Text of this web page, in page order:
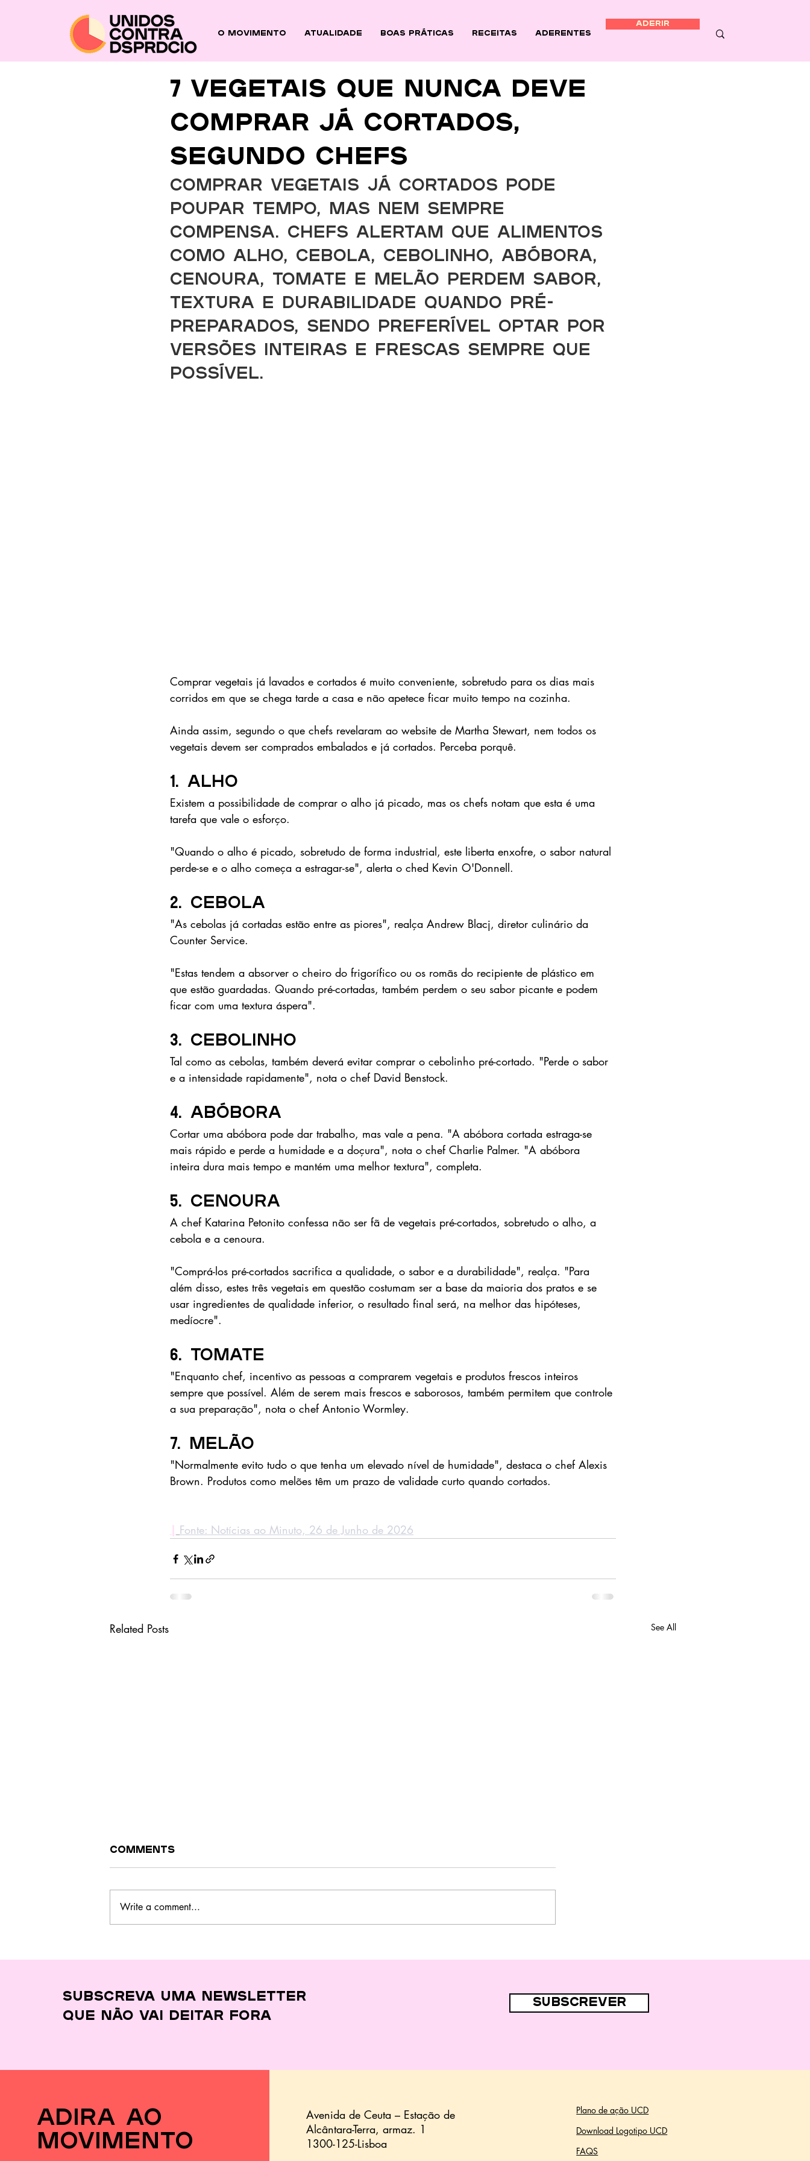
O Movimento ATUALIDADE BOAS PRÁTICAS Receitas Aderentes
ADERIR
7 vegetais que nunca deve
comprar já cortados,
segundo chefs
Comprar vegetais já cortados pode
poupar tempo, mas nem sempre
compensa. Chefs alertam que alimentos
como alho, cebola, cebolinho, abóbora,
cenoura, tomate e melão perdem sabor,
textura e durabilidade quando pré-
preparados, sendo preferível optar por
versões inteiras e frescas sempre que
possível.
Comprar vegetais já lavados e cortados é muito conveniente, sobretudo para os dias mais
corridos em que se chega tarde a casa e não apetece ficar muito tempo na cozinha.
Ainda assim, segundo o que chefs revelaram ao website de Martha Stewart, nem todos os
vegetais devem ser comprados embalados e já cortados. Perceba porquê.
1. Alho
Existem a possibilidade de comprar o alho já picado, mas os chefs notam que esta é uma
tarefa que vale o esforço.
"Quando o alho é picado, sobretudo de forma industrial, este liberta enxofre, o sabor natural
perde-se e o alho começa a estragar-se", alerta o ched Kevin O'Donnell.
2. Cebola
"As cebolas já cortadas estão entre as piores", realça Andrew Blacj, diretor culinário da
Counter Service.
"Estas tendem a absorver o cheiro do frigorífico ou os romãs do recipiente de plástico em
que estão guardadas. Quando pré-cortadas, também perdem o seu sabor picante e podem
ficar com uma textura áspera".
3. Cebolinho
Tal como as cebolas, também deverá evitar comprar o cebolinho pré-cortado. "Perde o sabor
e a intensidade rapidamente", nota o chef David Benstock.
4. Abóbora
Cortar uma abóbora pode dar trabalho, mas vale a pena. "A abóbora cortada estraga-se
mais rápido e perde a humidade e a doçura", nota o chef Charlie Palmer. "A abóbora
inteira dura mais tempo e mantém uma melhor textura", completa.
5. Cenoura
A chef Katarina Petonito confessa não ser fã de vegetais pré-cortados, sobretudo o alho, a
cebola e a cenoura.
"Comprá-los pré-cortados sacrifica a qualidade, o sabor e a durabilidade", realça. "Para
além disso, estes três vegetais em questão costumam ser a base da maioria dos pratos e se
usar ingredientes de qualidade inferior, o resultado final será, na melhor das hipóteses,
medíocre".
6. Tomate
"Enquanto chef, incentivo as pessoas a comprarem vegetais e produtos frescos inteiros
sempre que possível. Além de serem mais frescos e saborosos, também permitem que controle
a sua preparação", nota o chef Antonio Wormley.
7. Melão
"Normalmente evito tudo o que tenha um elevado nível de humidade", destaca o chef Alexis
Brown. Produtos como melões têm um prazo de validade curto quando cortados.
| Fonte: Notícias ao Minuto, 26 de Junho de 2026
Related Posts See All
desperdiçar quase
nada
Comments
Write a comment...
Subscreva uma newsletter
que não vai deitar fora
subscrever
adira ao
movimento
Avenida de Ceuta – Estação de
Alcântara-Terra, armaz. 1
1300-125-Lisboa
Plano de ação UCD
Download Logotipo UCD
FAQS